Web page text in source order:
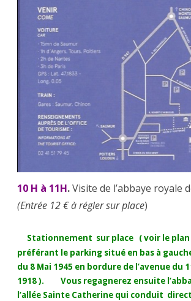
10 H à 11H.Visite de l’abbaye royale
(Entrée 12 € à régler sur place)
Stationnement sur place ( voir le
préférant le parking situé en bas à
du 8 Mai 1945 en bordure de l’avenue du
1918 ). Vous regagnerez ensuite
l’allée Sainte Catherine qui conduit